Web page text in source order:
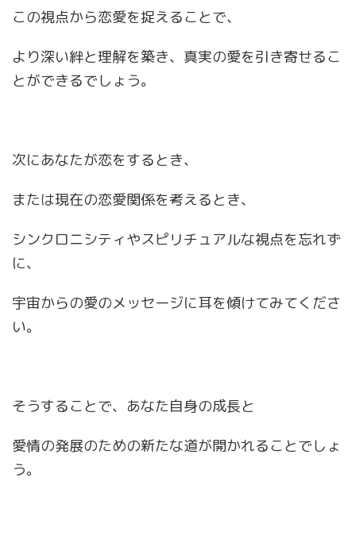
この視点から恋愛を捉えることで、
より深い絆と理解を築き、真実の愛を引き寄せるこ
とができるでしょう。
次にあなたが恋をするとき、
または現在の恋愛関係を考えるとき、
シンクロニシティやスピリチュアルな視点を忘れず
に、
宇宙からの愛のメッセージに耳を傾けてみてくださ
い。
そうすることで、あなた自身の成長と
愛情の発展のための新たな道が開かれることでしょ
う。